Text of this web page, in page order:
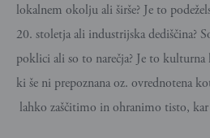
lokalnem okolju ali širše? Je to
20. stoletja ali industrijska dediščina?
poklici ali so to narečja? Je to
ki še ni prepoznana oz. ovrednotena
lahko zaščitimo in ohranimo tisto, kar